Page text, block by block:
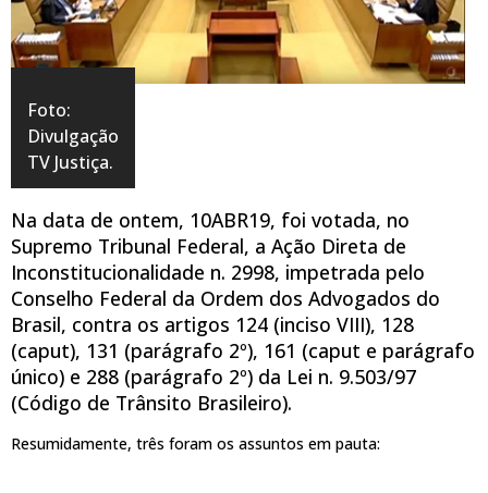
Foto:
Divulgação
TV Justiça.
Na data de ontem, 10ABR19, foi votada, no
Supremo Tribunal Federal, a Ação Direta de
Inconstitucionalidade n. 2998, impetrada pelo
Conselho Federal da Ordem dos Advogados do
Brasil, contra os artigos 124 (inciso VIII), 128
(caput), 131 (parágrafo 2º), 161 (caput e parágrafo
único) e 288 (parágrafo 2º) da Lei n. 9.503/97
(Código de Trânsito Brasileiro).
Resumidamente, três foram os assuntos em pauta: